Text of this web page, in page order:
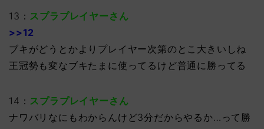
13： スプラプレイヤーさん
>>12
ブキがどうとかよりプレイヤー次第のとこ大きいしね
王冠勢も変なブキたまに使ってるけど普通に勝ってる
14： スプラプレイヤーさん
ナワバリなにもわからんけど3分だからやるか…って勝